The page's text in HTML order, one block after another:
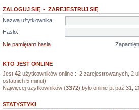
ZALOGUJ SIĘ • ZAREJESTRUJ SIĘ
Nazwa użytkownika:
Hasło:
Nie pamiętam hasła
KTO JEST ONLINE
Jest 42 użytkowników online :: 2 zarejestrowanych, 2
ostatnich 5 minut)
Najwięcej użytkowników (3372) było online pt paź 31,
STATYSTYKI